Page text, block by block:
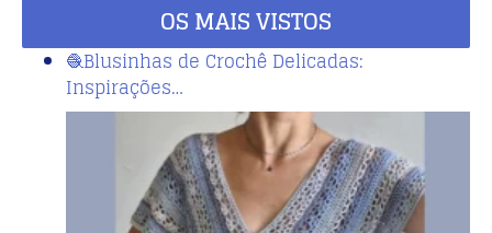
OS MAIS VISTOS
🧶Blusinhas de Crochê Delicadas:
Inspirações…